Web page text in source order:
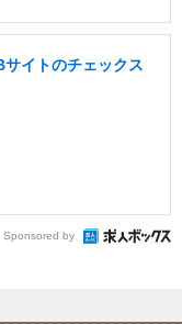
サイトのチェックス
Sponsored by